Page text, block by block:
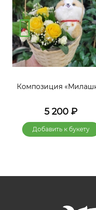
Композиция
5 200 ₽
Добавить к букету